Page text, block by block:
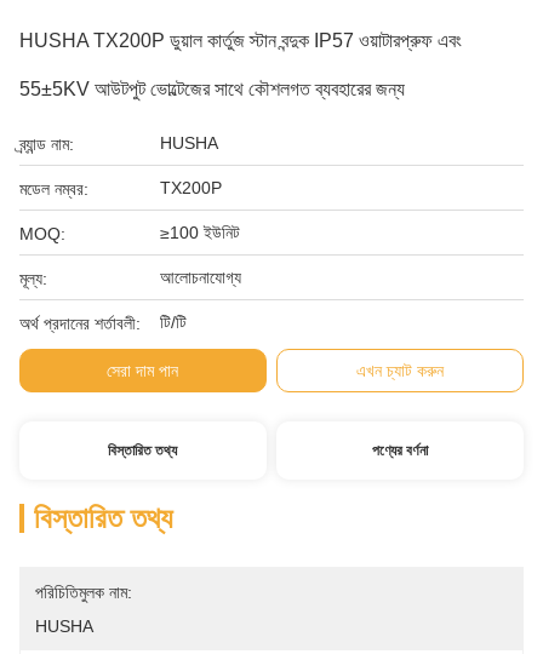
HUSHA TX200P ডুয়াল কার্তুজ স্টান বন্দুক IP57 ওয়াটারপ্রুফ এবং
55±5KV আউটপুট ভোল্টেজের সাথে কৌশলগত ব্যবহারের জন্য
ব্র্যান্ড নাম: HUSHA
মডেল নম্বর: TX200P
MOQ: ≥100 ইউনিট
মূল্য: আলোচনাযোগ্য
অর্থ প্রদানের শর্তাবলী: টি/টি
সেরা দাম পান এখন চ্যাট করুন
বিস্তারিত তথ্য পণ্যের বর্ণনা
বিস্তারিত তথ্য
পরিচিতিমুলক নাম:
HUSHA